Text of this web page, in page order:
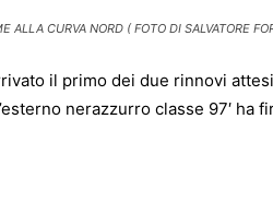
ALLA CURVA NORD ( FOTO DI SALVATORE
il primo dei due rinnovi
nerazzurro classe 97′ ha